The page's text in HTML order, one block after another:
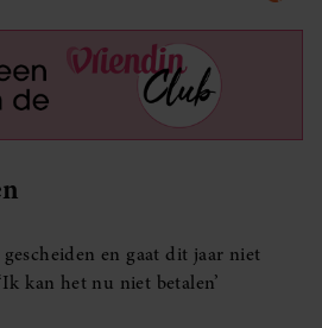
en gaat dit jaar niet
kan het nu niet betalen’